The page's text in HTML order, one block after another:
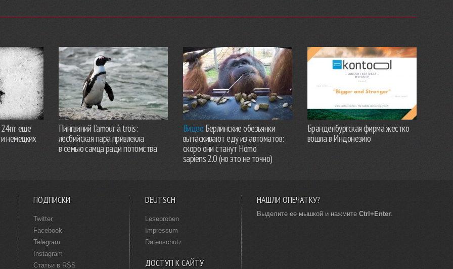
еще
немецких
Пингвиний l’amour à trois:
лесбийская пара привлекла
в семью самца ради потомства
Видео Берлинские обезьянки
вытаскивают еду из автоматов:
скоро они станут Homo
sapiens 2.0 (но это не точно)
Бранденбургская фирма жестко
вошла в Индонезию
ПОДПИСКИ
Twitter
Facebook
Telegram
Instagram
Статьи в RSS
DEUTSCH
Leseproben
Impressum
Datenschutz
ДОСТУП К САЙТУ
НАШЛИ ОПЕЧАТКУ?
Выделите ее мышкой и нажмите Ctrl+Enter